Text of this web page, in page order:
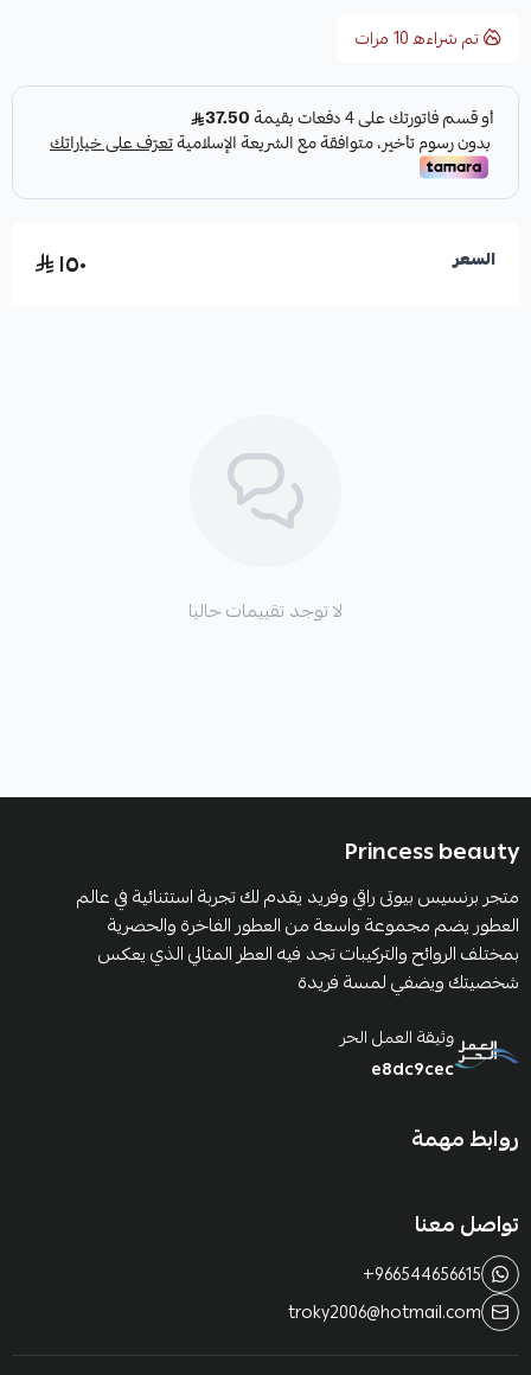
تم شراءه10مرات
السعر ١٥٠
لا توجد تقييمات حاليا
Princess beauty
متجر برنسيس بيوتى راقي وفريد يقدم لك تجربة استثنائية في عالم
العطور يضم مجموعة واسعة من العطور الفاخرة والحصرية
بمختلف الروائح والتركيبات تجد فيه العطر المثالي الذي يعكس
شخصيتك ويضفي لمسة فريدة
وثيقة العمل الحر
e8dc9cec
روابط مهمة
تواصل معنا
+966544656615
troky2006@hotmail.com